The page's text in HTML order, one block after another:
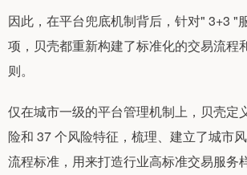
因此，在平台兜底机制背后，针对" 3+3 "
项，贝壳都重新构建了标准化的交易流程
则。
仅在城市一级的平台管理机制上，贝壳定
险和 37 个风险特征，梳理、建立了城市
流程标准，用来打造行业高标准交易服务